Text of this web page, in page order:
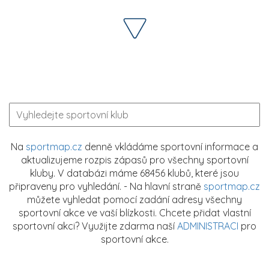
Na sportmap.cz denně vkládáme sportovní informace a
aktualizujeme rozpis zápasů pro všechny sportovní
kluby. V databázi máme 68456 klubů, které jsou
připraveny pro vyhledání. - Na hlavní straně sportmap.cz
můžete vyhledat pomocí zadání adresy všechny
sportovní akce ve vaší blízkosti. Chcete přidat vlastní
sportovní akci? Využijte zdarma naší ADMINISTRACI pro
sportovní akce.